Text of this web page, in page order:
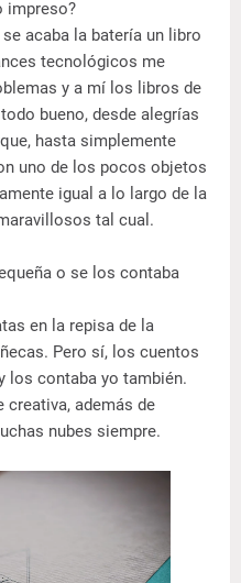
impreso?
acaba la batería un libro
tecnológicos me
y a mí los libros de
bueno, desde alegrías
hasta simplemente
uno de los pocos objetos
igual a lo largo de la
tal cual.
o se los contaba
en la repisa de la
Pero sí, los cuentos
los contaba yo también.
creativa, además de
nubes siempre.